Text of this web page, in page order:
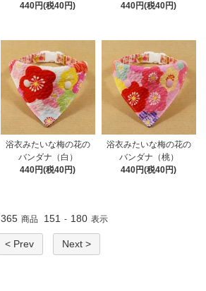
440円(税40円)
440円(税40円)
浴衣みたいな梅の花の
バンダナ（白）
440円(税40円)
浴衣みたいな梅の花の
バンダナ（桃）
440円(税40円)
365 商品 151 - 180 表示
< Prev Next >